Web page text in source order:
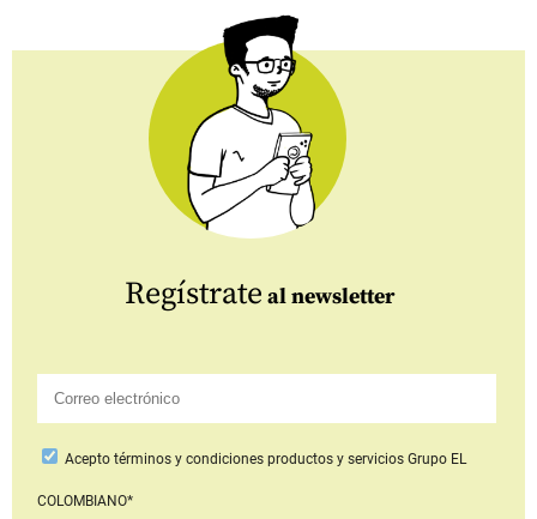
Regístrate al newsletter
Aceptotérminos y condiciones productos y serviciosGrupo EL
COLOMBIANO*